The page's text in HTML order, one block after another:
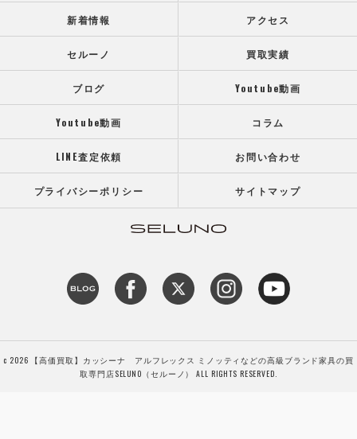
新着情報 アクセス
セルーノ 買取実績
ブログ Youtube動画
Youtube動画 コラム
LINE査定依頼 お問い合わせ
プライバシーポリシー サイトマップ
c 2026 【高価買取】カッシーナ アルフレックス ミノッティなどの高級ブランド家具の買
取専門店SELUNO（セルーノ） ALL RIGHTS RESERVED.